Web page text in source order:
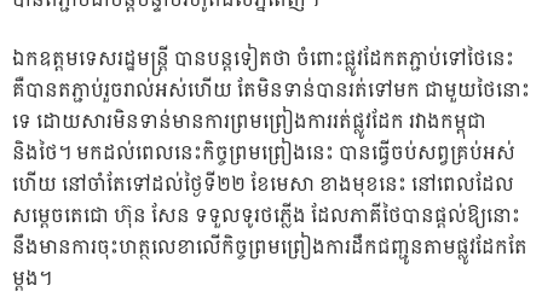
ឯកឧត្តមទេសរដ្ឋមន្ត្រី បានបន្តទៀតថា ចំពោះផ្លូវដែកតភ្ជាប់ទៅថៃនេះ
គឺបានតភ្ជាប់រួចរាល់អស់ហើយ តែមិនទាន់បានរត់ទៅមក ជាមួយថៃនោះ
ទេ ដោយសារមិនទាន់មានការព្រមព្រៀងការរត់ផ្លូវដែក រវាងកម្ពុជា
និងថៃ។ មកដល់ពេលនេះកិច្ចព្រមព្រៀងនេះ បានធ្វើចប់សព្វគ្រប់អស់
ហើយ នៅចាំតែទៅដល់ថ្ងៃទី២២ ខែមេសា ខាងមុខនេះ នៅពេលដែល
សម្តេចតេជោ ហ៊ុន សែន ទទួលទូរថភ្លើង ដែលភាគីថៃបានផ្តល់ឱ្យនោះ
នឹងមានការចុះហត្ថលេខាលើកិច្ចព្រមព្រៀងការដឹកជញ្ជូនតាមផ្លូវដែកតែ
ម្តង។